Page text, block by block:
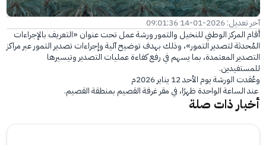
آخر تعديل: 2026-01-14 09:01:36
أقام المركز الوطني للنخيل والتمور ورشة عمل تحت عنوان «التعريف بالإجراءات
المُحدثة لتصدير التمور»، وذلك بهدف توضيح آلية وإجراءات تصدير التمور عبر مراكز
التصدير المعتمدة، بما يسهم في رفع كفاءة عمليات التصدير وتيسيرها
للمستفيدين.
وعُقدت الورشة يوم الأحد 12 يناير 2026م
عند الساعة الواحدة ظهرًا، في مقر غرفة القصيم بمنطقة القصيم.
أخبار ذات صلة